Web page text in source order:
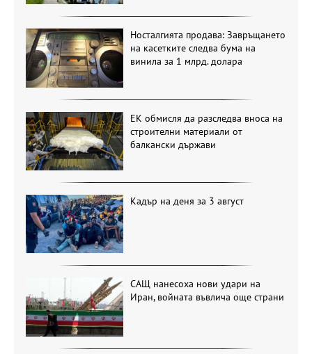
Носталгията продава: Завръщането
на касетките следва бума на
винила за 1 млрд. долара
ЕК обмисля да разследва вноса на
строителни материали от
балкански държави
Кадър на деня за 3 август
САЩ нанесоха нови удари на
Иран, войната въвлича още страни